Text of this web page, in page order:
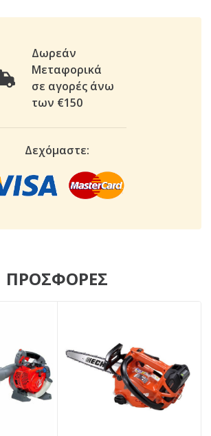
Δωρεάν
Μεταφορικά
σε αγορές άνω
των €150
Δεχόμαστε:
ΠΡΟΣΦΟΡΕΣ